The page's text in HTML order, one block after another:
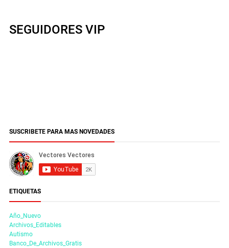
SEGUIDORES VIP
SUSCRIBETE PARA MAS NOVEDADES
ETIQUETAS
Año_Nuevo
Archivos_Editables
Autismo
Banco_De_Archivos_Gratis